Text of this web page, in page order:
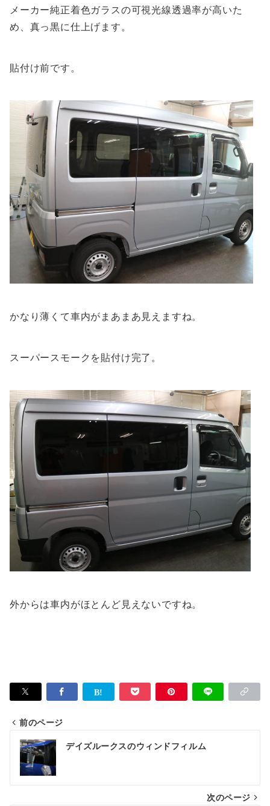
メーカー純正着色ガラスの可視光線透過率が高いた
め、真っ黒に仕上げます。
貼付け前です。
かなり薄くて車内がまあまあ見えますね。
スーパースモークを貼付け完了。
外からは車内がほとんど見えないですね。
投
稿
ナ
ビ
前のページ
デイズルークスのウィンドフィルム
次のページ